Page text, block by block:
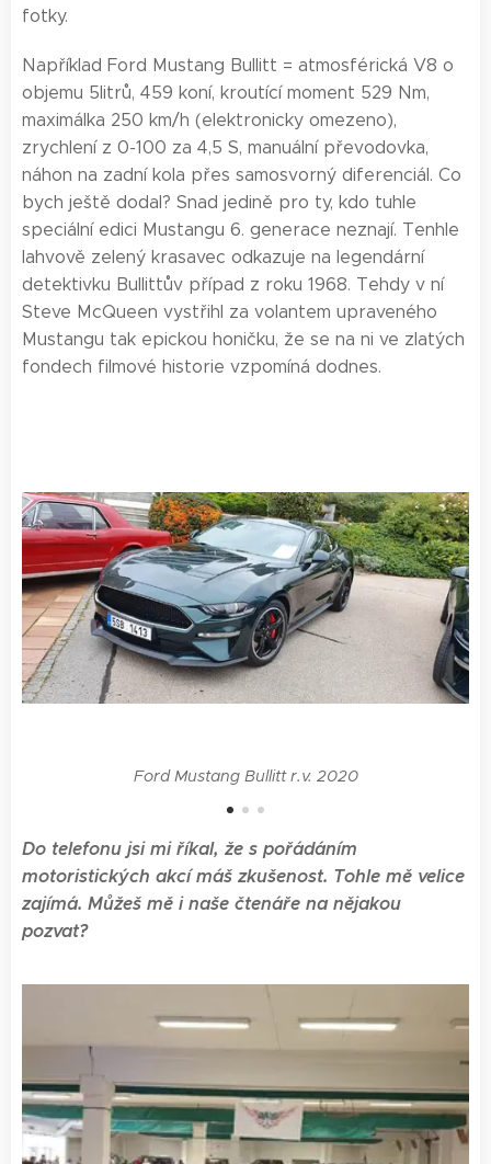
fotky.
Například Ford Mustang Bullitt = atmosférická V8 o
objemu 5litrů, 459 koní, kroutící moment 529 Nm,
maximálka 250 km/h (elektronicky omezeno),
zrychlení z 0-100 za 4,5 S, manuální převodovka,
náhon na zadní kola přes samosvorný diferenciál. Co
bych ještě dodal? Snad jedině pro ty, kdo tuhle
speciální edici Mustangu 6. generace neznají. Tenhle
lahvově zelený krasavec odkazuje na legendární
detektivku Bullittův případ z roku 1968. Tehdy v ní
Steve McQueen vystřihl za volantem upraveného
Mustangu tak epickou honičku, že se na ni ve zlatých
fondech filmové historie vzpomíná dodnes.
Ford Mustang Bullitt r.v. 2020
Do telefonu jsi mi říkal, že s pořádáním
motoristických akcí máš zkušenost. Tohle mě velice
zajímá. Můžeš mě i naše čtenáře na nějakou
pozvat?